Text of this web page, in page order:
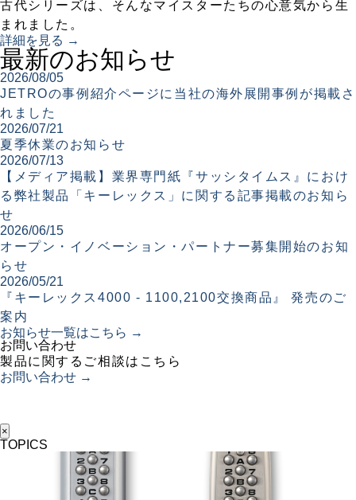
古代シリーズは、そんなマイスターたちの心意気から生
まれました。
詳細を見る →
最新のお知らせ
2026/08/05
JETROの事例紹介ページに当社の海外展開事例が掲載さ
れました
2026/07/21
夏季休業のお知らせ
2026/07/13
【メディア掲載】業界専門紙『サッシタイムス』におけ
る弊社製品「キーレックス」に関する記事掲載のお知ら
せ
2026/06/15
オープン・イノベーション・パートナー募集開始のお知
らせ
2026/05/21
『キーレックス4000 - 1100,2100交換商品』 発売のご
案内
お知らせ一覧はこちら →
お問い合わせ
製品に関するご相談はこちら
お問い合わせ →
×
TOPICS